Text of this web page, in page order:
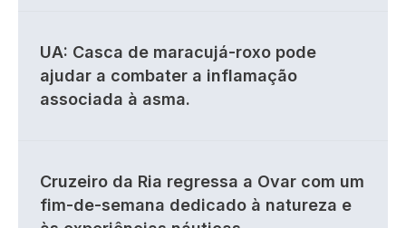
UA: Casca de maracujá-roxo pode
ajudar a combater a inflamação
associada à asma.
Cruzeiro da Ria regressa a Ovar com um
fim-de-semana dedicado à natureza e